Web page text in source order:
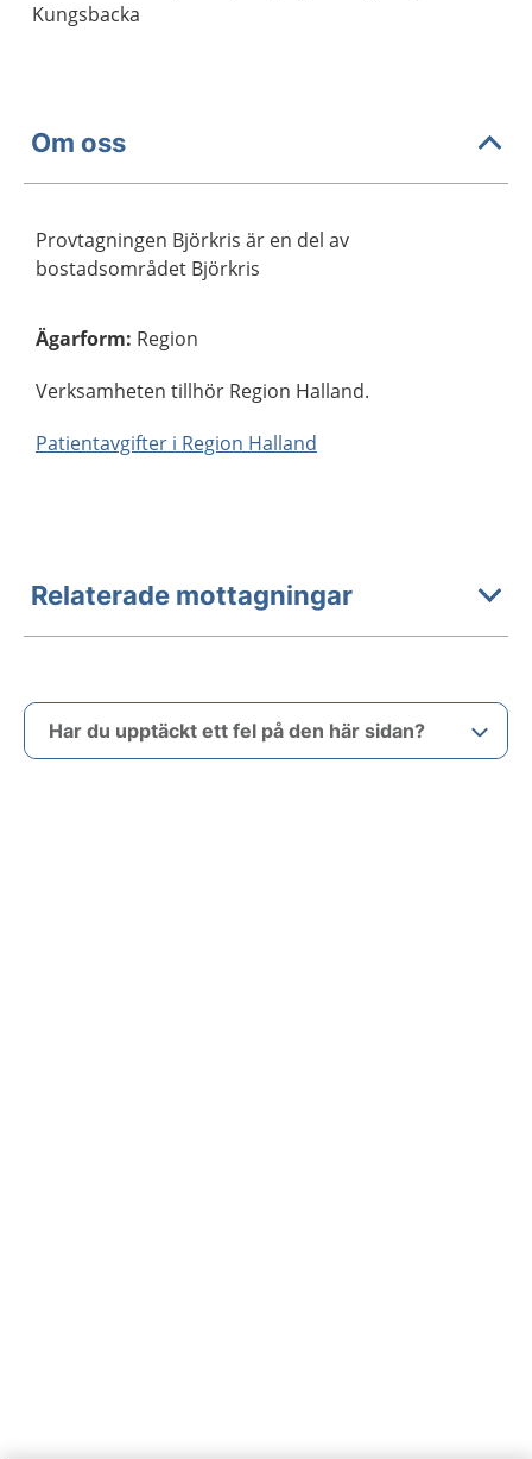
Kungsbacka
Om oss
Provtagningen Björkris är en del av
bostadsområdet Björkris
Ägarform: Region
Verksamheten tillhör Region Halland.
Patientavgifter i Region Halland
Relaterade mottagningar
Har du upptäckt ett fel på den här sidan?